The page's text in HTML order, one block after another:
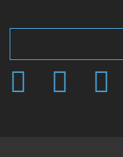
osobných
Formulár